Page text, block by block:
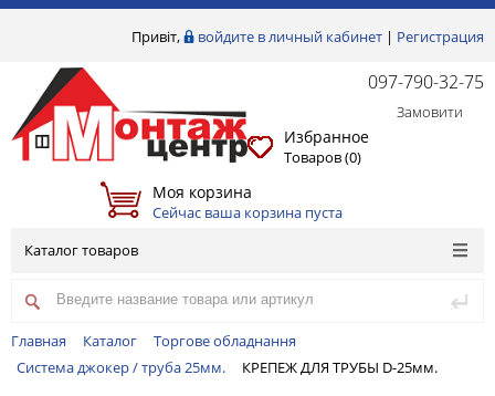
Привіт, войдите в личный кабинет | Регистрация
097-790-32-75
Замовити
Избранное
Товаров (0)
Моя корзина
Сейчас ваша корзина пуста
Каталог товаров
Главная Каталог
Торгове обладнання
Система джокер / труба 25мм.
КРЕПЕЖ ДЛЯ ТРУБЫ D-25мм.